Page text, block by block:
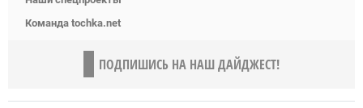
Команда tochka.net
ПОДПИШИСЬ НА НАШ ДАЙДЖЕСТ!